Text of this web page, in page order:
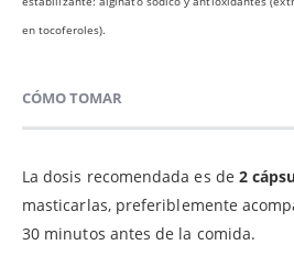
en tocoferoles).
CÓMO TOMAR
La dosis recomendada es de 2
masticarlas, preferiblemente
30 minutos antes de la comida.